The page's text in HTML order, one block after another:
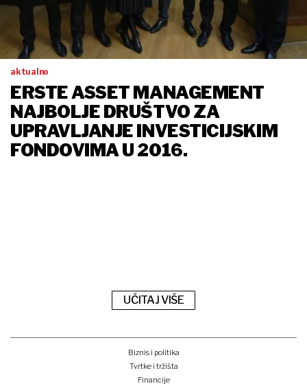
aktualno
ERSTE ASSET MANAGEMENT
NAJBOLJE DRUŠTVO ZA
UPRAVLJANJE INVESTICIJSKIM
FONDOVIMA U 2016.
UČITAJ VIŠE
Biznis i politika
Tvrtke i tržišta
Financije